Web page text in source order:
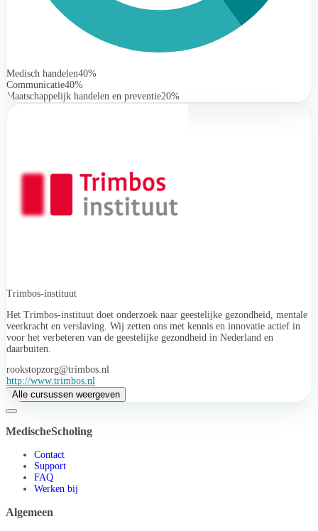
Medisch handelen40%
Communicatie40%
Maatschappelijk handelen en preventie20%
Trimbos-instituut
Het Trimbos-instituut doet onderzoek naar geestelijke gezondheid, mentale
veerkracht en verslaving. Wij zetten ons met kennis en innovatie actief in
voor het verbeteren van de geestelijke gezondheid in Nederland en
daarbuiten.
rookstopzorg@trimbos.nl
http://www.trimbos.nl
Alle cursussen weergeven
MedischeScholing
Contact
Support
FAQ
Werken bij
Algemeen